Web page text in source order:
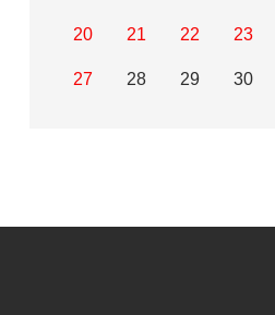
20 21 22 23
27 28 29 30